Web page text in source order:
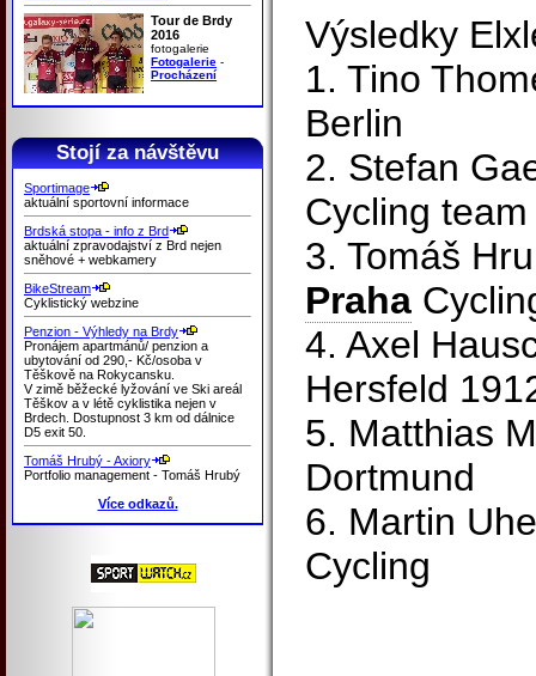
Tour de Brdy
2016
fotogalerie
Fotogalerie -
Procházení
Stojí za návštěvu
Sportimage
aktuální sportovní informace
Brdská stopa - info z Brd
aktuální zpravodajství z Brd nejen
sněhové + webkamery
BikeStream
Cyklistický webzine
Penzion - Výhledy na Brdy
Pronájem apartmánů/ penzion a
ubytování od 290,- Kč/osoba v
Těškově na Rokycansku.
V zimě běžecké lyžování ve Ski areál
Těškov a v létě cyklistika nejen v
Brdech. Dostupnost 3 km od dálnice
D5 exit 50.
Tomáš Hrubý - Axiory
Portfolio management - Tomáš Hrubý
Více odkazů.
Výsledky
1. Tino
Berlin
2. Stefan
Cycling team
3. Tomáš
Praha
4. Axel
Hersfeld
5. Matthias
Dortmund
6. Martin
Cycling